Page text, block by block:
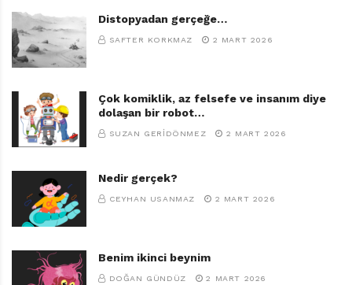
Distopyadan gerçeğe…
SAFTER KORKMAZ 2 MART 2026
Çok komiklik, az felsefe ve insanım diye
dolaşan bir robot…
SUZAN GERIDÖNMEZ 2 MART 2026
Nedir gerçek?
CEYHAN USANMAZ 2 MART 2026
Benim ikinci beynim
DOĞAN GÜNDÜZ 2 MART 2026